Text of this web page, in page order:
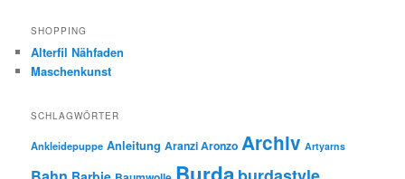
SHOPPING
Alterfil Nähfaden
Maschenkunst
SCHLAGWÖRTER
Ankleidepuppe Anleitung Aranzi Aronzo Archiv Artyarns